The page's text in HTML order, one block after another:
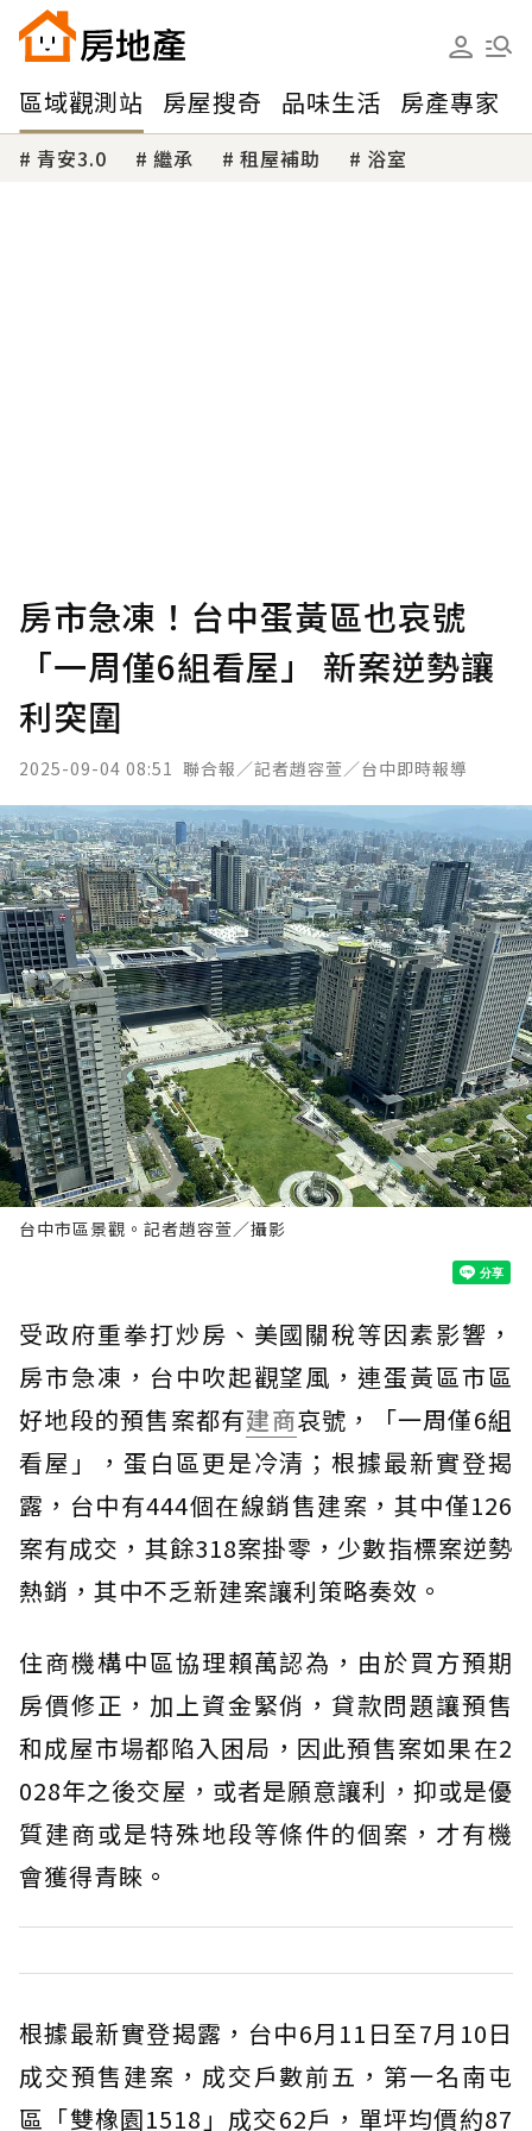
區域觀測站 房屋搜奇 品味生活 房產專家
青安3.0 繼承 租屋補助 浴室
房市急凍！台中蛋黃區也哀號
「一周僅6組看屋」 新案逆勢讓
利突圍
2025-09-04 08:51 聯合報／記者趙容萱／台中即時報導
台中市區景觀。記者趙容萱／攝影
受政府重拳打炒房、美國關稅等因素影響，
房市急凍，台中吹起觀望風，連蛋黃區市區
好地段的預售案都有建商哀號，「一周僅6組
看屋」，蛋白區更是冷清；根據最新實登揭
露，台中有444個在線銷售建案，其中僅126
案有成交，其餘318案掛零，少數指標案逆勢
熱銷，其中不乏新建案讓利策略奏效。
住商機構中區協理賴萬認為，由於買方預期
房價修正，加上資金緊俏，貸款問題讓預售
和成屋市場都陷入困局，因此預售案如果在2
028年之後交屋，或者是願意讓利，抑或是優
質建商或是特殊地段等條件的個案，才有機
會獲得青睞。
根據最新實登揭露，台中6月11日至7月10日
成交預售建案，成交戶數前五，第一名南屯
區「雙橡園1518」成交62戶，單坪均價約87